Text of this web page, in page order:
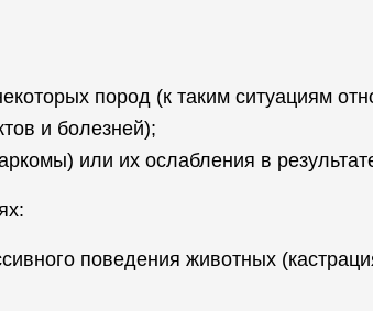
пород (к таким ситуациям
и болезней);
или их ослабления в
поведения животных